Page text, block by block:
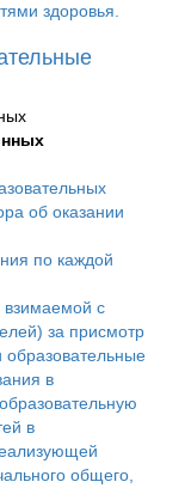
здоровья.
об оказании
по каждой
взимаемой с
за присмотр
в
в
общего,